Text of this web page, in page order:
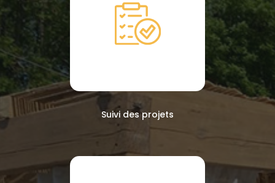
Suivi des projets